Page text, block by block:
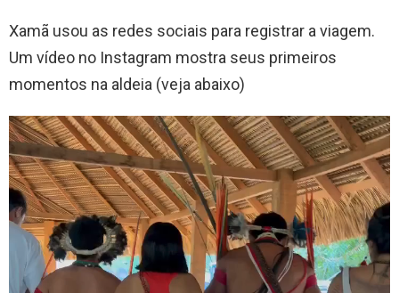
Xamã usou as redes sociais para registrar a viagem.
Um vídeo no Instagram mostra seus primeiros
momentos na aldeia (veja abaixo)